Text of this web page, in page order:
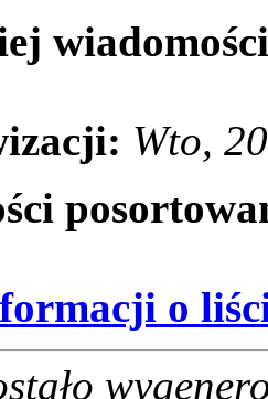
Wto,
o